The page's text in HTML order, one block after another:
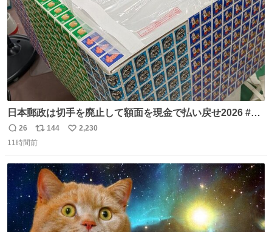
日本郵政は切手を廃止して額面を現金で払い戻せ2026 #日
本郵政 @JapanPostHD_PR
返
信
26
リ
ポ
ト
数
144
い
数
2,230
11時間前